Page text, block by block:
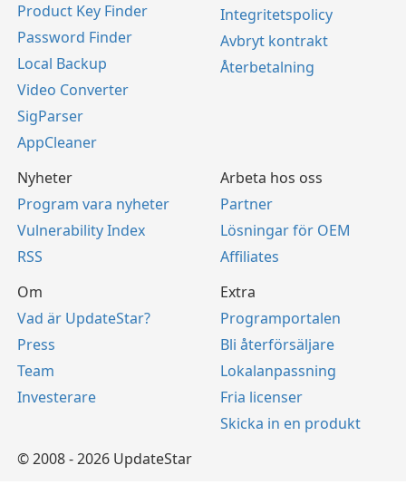
Product Key Finder
Password Finder
Local Backup
Video Converter
SigParser
AppCleaner
Integritetspolicy
Avbryt kontrakt
Återbetalning
Nyheter
Program vara nyheter
Vulnerability Index
RSS
Arbeta hos oss
Partner
Lösningar för OEM
Affiliates
Om
Vad är UpdateStar?
Press
Team
Investerare
Extra
Programportalen
Bli återförsäljare
Lokalanpassning
Fria licenser
Skicka in en produkt
© 2008 - 2026 UpdateStar